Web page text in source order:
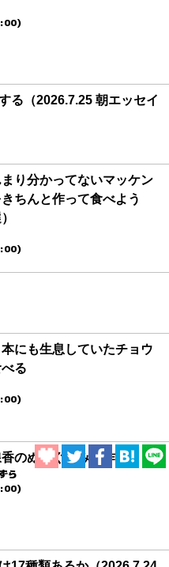
る（2026.7.25 朝エッセイ
り分かってないマッケン
ちんと作って食べよう
にも生息していたチョウ
る
のぬいぐるみを作る
ら